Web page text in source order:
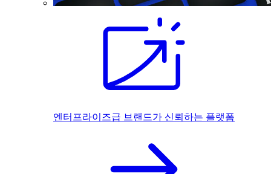
엔터프라이즈급 브랜드가 신뢰하는 플랫폼